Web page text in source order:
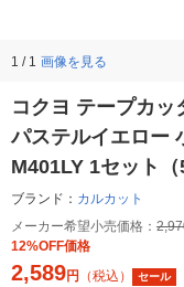
1 / 1 画像を見る
コクヨ テープカッ
パステルイエロー
M401LY 1セット（
ブランド： カルカット
メーカー希望小売価格：
12%OFF価格
2,589円 （税込） セール